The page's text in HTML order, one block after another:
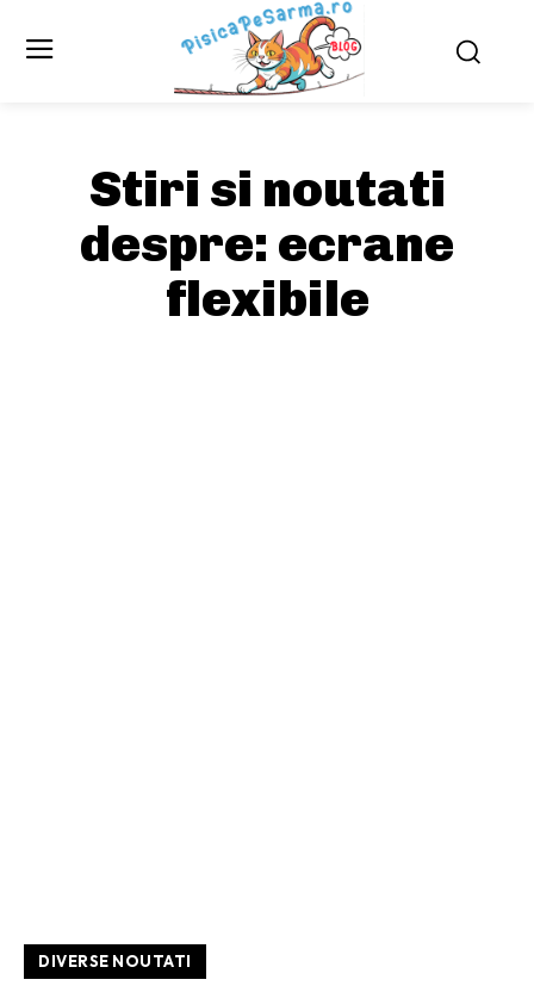
Stiri si noutati
despre: ecrane
flexibile
DIVERSE NOUTATI